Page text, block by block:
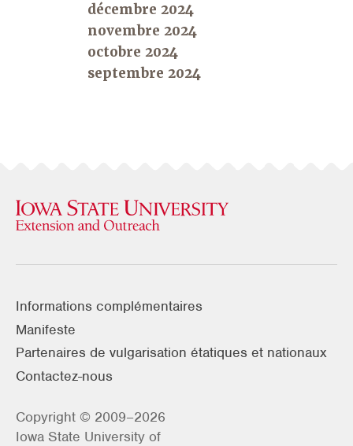
décembre 2024
novembre 2024
octobre 2024
septembre 2024
Informations complémentaires
Manifeste
Partenaires de vulgarisation étatiques et nationaux
Contactez-nous
Copyright © 2009–2026
Iowa State University of